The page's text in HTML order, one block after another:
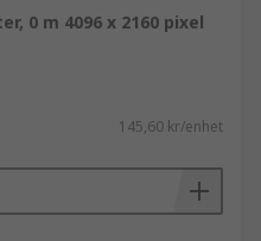
0 m 4096 x 2160 pixel
145,60 kr/enhet